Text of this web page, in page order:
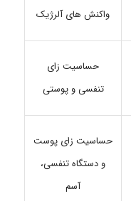
واکنش های آلرژیک
حساسیت زای
تنفسی و پوستی
حساسیت زای پوست
و دستگاه تنفسی،
آسم